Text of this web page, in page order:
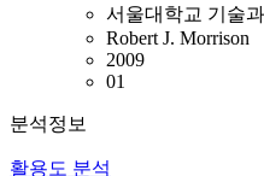
서울대학교 기술
Robert J. Morrison
2009
01
분석정보
활용도 분석